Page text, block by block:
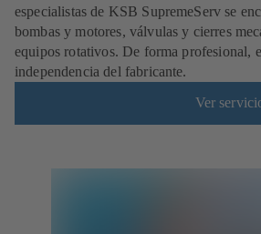
especialistas de KSB SupremeServ se
bombas y motores, válvulas y cierres
equipos rotativos. De forma profesional,
independencia del fabricante.
Ver